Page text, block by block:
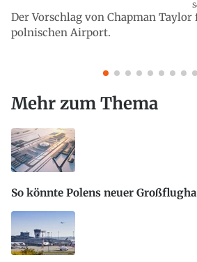
Der Vorschlag von Chapman Taylor
polnischen Airport.
Mehr zum Thema
So könnte Polens neuer